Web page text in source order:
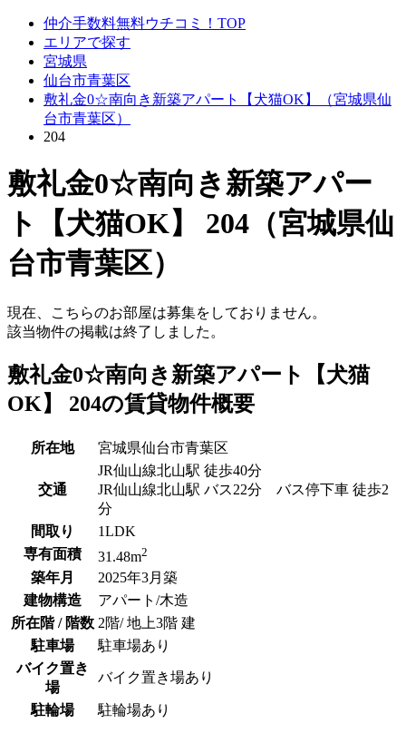
仲介手数料無料ウチコミ！TOP
エリアで探す
宮城県
仙台市青葉区
敷礼金0☆南向き新築アパート【犬猫OK】（宮城県仙
台市青葉区）
204
敷礼金0☆南向き新築アパー
ト【犬猫OK】 204（宮城県仙
台市青葉区）
現在、こちらのお部屋は募集をしておりません。
該当物件の掲載は終了しました。
敷礼金0☆南向き新築アパート【犬猫
OK】 204の賃貸物件概要
所在地 宮城県仙台市青葉区
交通
JR仙山線北山駅 徒歩40分
JR仙山線北山駅 バス22分 バス停下車 徒歩2
分
間取り
1LDK
専有面積
31.48m2
築年月
2025年3月築
建物構造
アパート/木造
所在階 / 階数 2階/ 地上3階 建
駐車場
駐車場あり
バイク置き
場
バイク置き場あり
駐輪場 駐輪場あり